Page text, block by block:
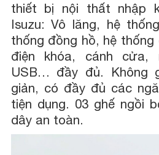
thiết bị nội thất nhập
Isuzu: Vô lăng, hệ
thống đồng hồ, hệ
điện khóa, cánh cửa,
USB… đầy đủ. Không
giản, có đầy đủ các
tiện dụng. 03 ghế ngồi
dây an toàn.